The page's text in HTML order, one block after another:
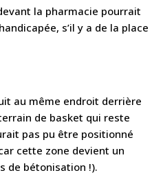
la pharmacie pourrait
s’il y a de la place
au même endroit derrière
de basket qui reste
pas pu être positionné
cette zone devient un
de bétonisation !).